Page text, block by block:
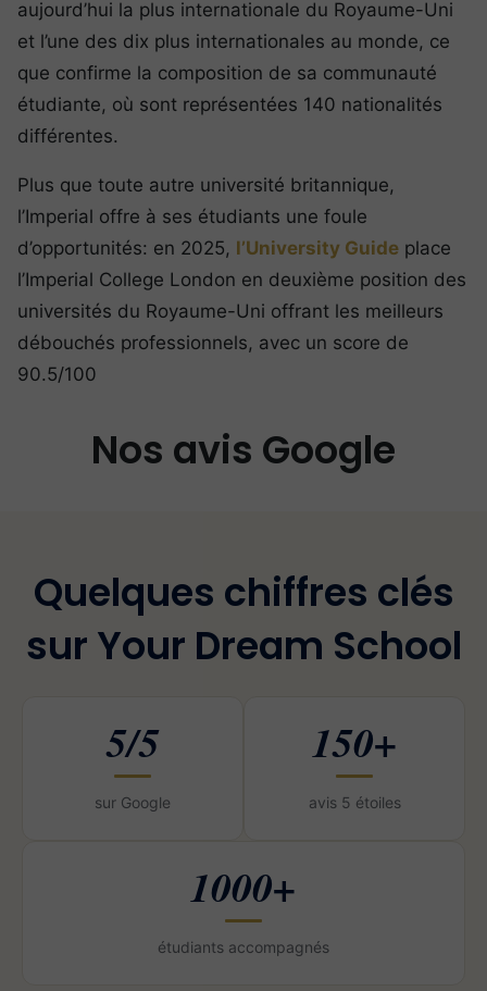
aujourd’hui la plus internationale du Royaume-Uni
et l’une des dix plus internationales au monde, ce
que confirme la composition de sa communauté
étudiante, où sont représentées 140 nationalités
différentes.
Plus que toute autre université britannique,
l’Imperial offre à ses étudiants une foule
d’opportunités: en 2025, l’University Guide place
l’Imperial College London en deuxième position des
universités du Royaume-Uni offrant les meilleurs
débouchés professionnels, avec un score de
90.5/100
Nos avis Google
Quelques chiffres clés
sur Your Dream School
5/5
sur Google
150+
avis 5 étoiles
1000+
étudiants accompagnés